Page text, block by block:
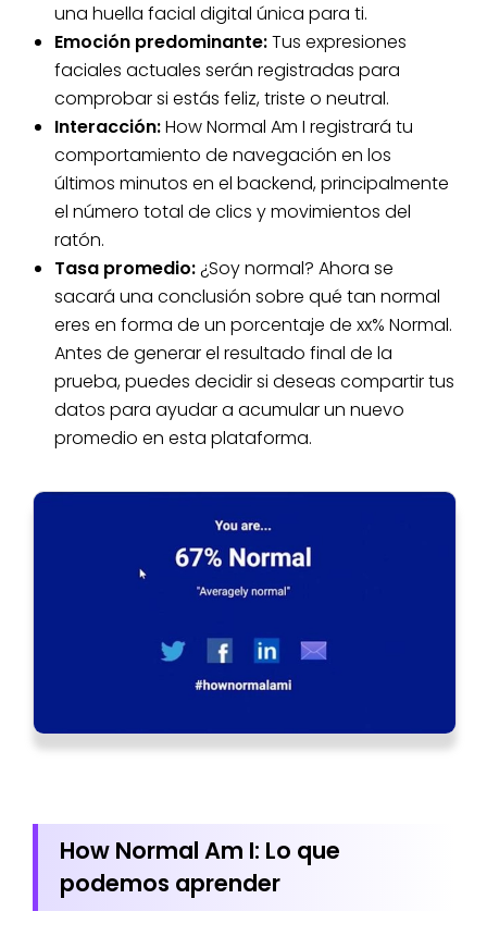
una huella facial digital única para ti.
Emoción predominante:Tus expresiones
faciales actuales serán registradas para
comprobar si estás feliz, triste o neutral.
Interacción:How Normal Am I registrará tu
comportamiento de navegación en los
últimos minutos en el backend, principalmente
el número total de clics y movimientos del
ratón.
Tasa promedio:¿Soy normal? Ahora se
sacará una conclusión sobre qué tan normal
eres en forma de un porcentaje de xx% Normal.
Antes de generar el resultado final de la
prueba, puedes decidir si deseas compartir tus
datos para ayudar a acumular un nuevo
promedio en esta plataforma.
How Normal Am I: Lo que
podemos aprender